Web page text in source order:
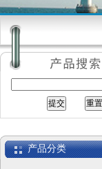
产品分类